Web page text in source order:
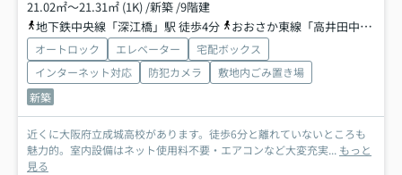
21.02㎡～21.31㎡ (1K) /新築 /9階建
地下鉄中央線「深江橋」駅 徒歩4分
おおさか東線「高井田中央」駅 徒歩16分
オートロック エレベーター
宅配ボックス
インターネット対応
防犯カメラ
敷地内ごみ置き場
新築
近くに大阪府立成城高校があります。徒歩6分と離れていないところも
魅力的。室内設備はネット使用料不要・エアコンなど大変充実... もっと
見る